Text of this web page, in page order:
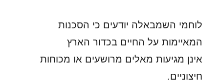
לוחמי השמבאלה יודעים כי הסכנות
המאיימות על החיים בכדור הארץ
אינן מגיעות מאלים מרושעים או מכוחות
חיצוניים.